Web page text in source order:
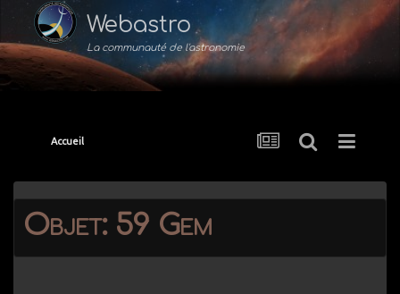
Webastro
La communauté de l'astronomie
Accueil
Objet: 59 Gem